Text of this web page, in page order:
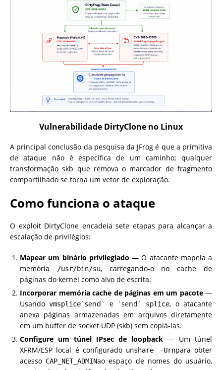
Vulnerabilidade DirtyClone no Linux
A principal conclusão da pesquisa da JFrog é que a primitiva
de ataque não é específica de um caminho; qualquer
transformação skb que remova o marcador de fragmento
compartilhado se torna um vetor de exploração.
Como funciona o ataque
O exploit DirtyClone encadeia sete etapas para alcançar a
escalação de privilégios:
Mapear um binário privilegiado — O atacante mapeia a
memória
/usr/bin/su, carregando-o no cache de
páginas do kernel como alvo de escrita.
Incorporar memória cache de páginas em um pacote—
Usandovmsplice`send` e `send` splice, o atacante
anexa páginas armazenadas em arquivos diretamente
em um buffer de socket UDP (skb) sem copiá-las.
Configure um túnel IPsec de loopback — Um túnel
XFRM/ESP local é configurado unshare -Urnpara obter
acesso CAP_NET_ADMINao espaço de nomes do usuário,